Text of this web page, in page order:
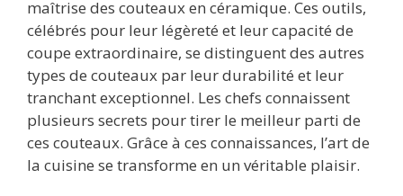
maîtrise des couteaux en céramique. Ces outils,
célébrés pour leur légèreté et leur capacité de
coupe extraordinaire, se distinguent des autres
types de couteaux par leur durabilité et leur
tranchant exceptionnel. Les chefs connaissent
plusieurs secrets pour tirer le meilleur parti de
ces couteaux. Grâce à ces connaissances, l’art de
la cuisine se transforme en un véritable plaisir.